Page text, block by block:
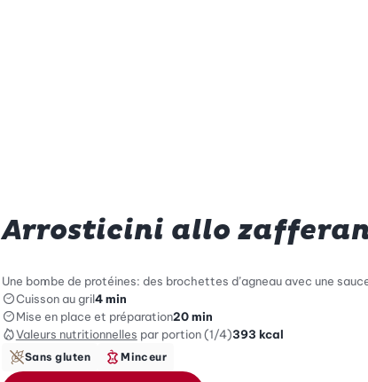
Arrosticini allo
Une bombe de protéines: des brochettes d’agneau avec une
Cuisson au gril4 min
Mise en place et préparation20 min
Valeurs nutritionnelles par portion (1/4)393 kcal
Sans gluten Minceur